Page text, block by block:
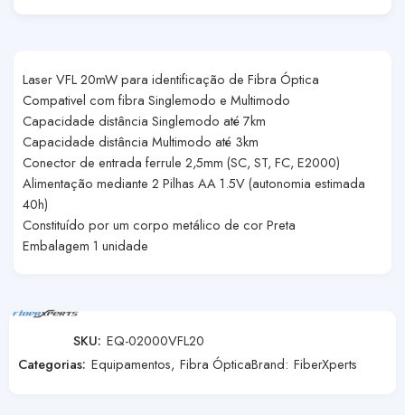
Laser VFL 20mW para identificação de Fibra Óptica
Compativel com fibra Singlemodo e Multimodo
Capacidade distância Singlemodo até 7km
Capacidade distância Multimodo até 3km
Conector de entrada ferrule 2,5mm (SC, ST, FC, E2000)
Alimentação mediante 2 Pilhas AA 1.5V (autonomia estimada
40h)
Constituído por um corpo metálico de cor Preta
Embalagem 1 unidade
SKU: EQ-02000VFL20
Categorias: Equipamentos, Fibra ÓpticaBrand: FiberXperts